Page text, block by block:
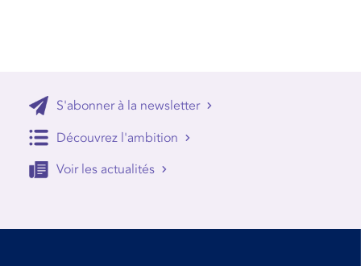
S'abonner à la newsletter
Découvrez l'ambition
Voir les actualités